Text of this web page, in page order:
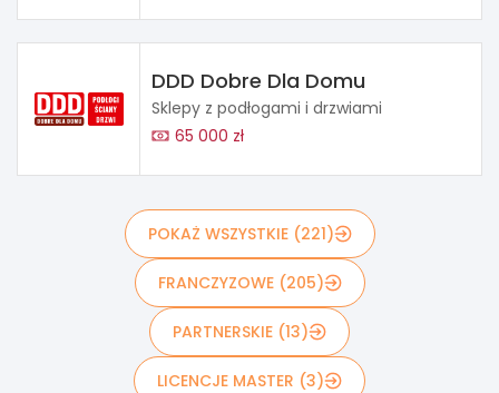
DDD Dobre Dla Domu
Sklepy z podłogami i drzwiami
65 000 zł
POKAŻ WSZYSTKIE (221)
FRANCZYZOWE (205)
PARTNERSKIE (13)
LICENCJE MASTER (3)